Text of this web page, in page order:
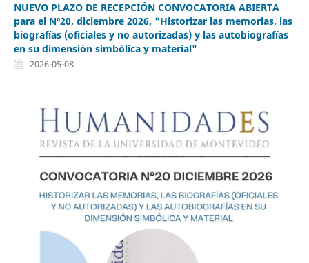
NUEVO PLAZO DE RECEPCIÓN CONVOCATORIA ABIERTA
para el Nº20, diciembre 2026, "Historizar las memorias, las
biografías (oficiales y no autorizadas) y las autobiografías
en su dimensión simbólica y material"
2026-05-08